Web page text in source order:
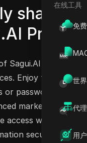
在线工具
免
世
代
用
share
Pro
Sagui.AI with our
Enjoy the
or passwords.
marketing tools,
access with your
secure!